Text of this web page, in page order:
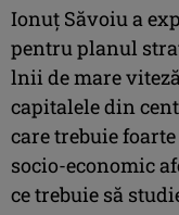
Ionuţ Săvoiu a
pentru planul
lnii de mare
capitalele din
care trebuie
socio-economic
ce trebuie să